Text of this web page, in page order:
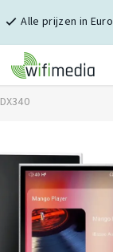
Alle prijzen in Euro
DX340